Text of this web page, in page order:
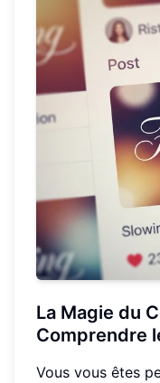
La Magie du
Comprendre
Vous vous êtes